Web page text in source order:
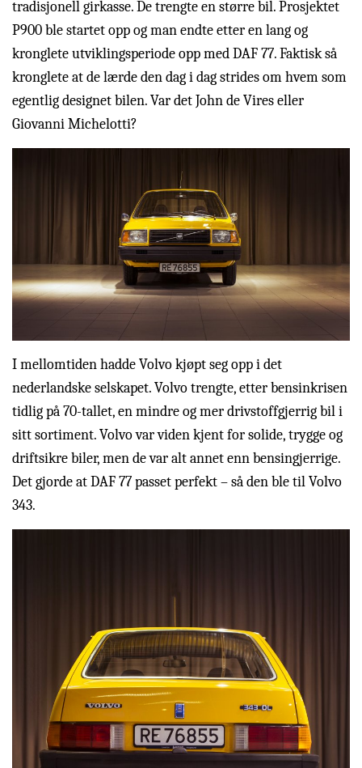
tradisjonell girkasse. De trengte en større bil. Prosjektet
P900 ble startet opp og man endte etter en lang og
kronglete utviklingsperiode opp med DAF 77. Faktisk så
kronglete at de lærde den dag i dag strides om hvem som
egentlig designet bilen. Var det John de Vires eller
Giovanni Michelotti?
I mellomtiden hadde Volvo kjøpt seg opp i det
nederlandske selskapet. Volvo trengte, etter bensinkrisen
tidlig på 70-tallet, en mindre og mer drivstoffgjerrig bil i
sitt sortiment. Volvo var viden kjent for solide, trygge og
driftsikre biler, men de var alt annet enn bensingjerrige.
Det gjorde at DAF 77 passet perfekt – så den ble til Volvo
343.